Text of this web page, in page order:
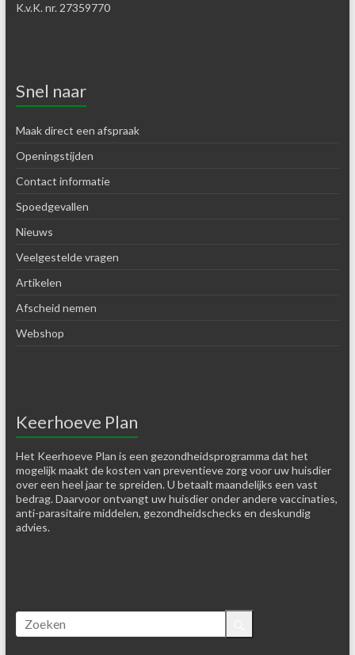
K.v.K. nr. 27359770
Snel naar
Maak direct een afspraak
Openingstijden
Contact informatie
Spoedgevallen
Nieuws
Veelgestelde vragen
Artikelen
Afscheid nemen
Webshop
Keerhoeve Plan
Het Keerhoeve Plan is een gezondheidsprogramma dat het
mogelijk maakt de kosten van preventieve zorg voor uw huisdier
over een heel jaar te spreiden. U betaalt maandelijks een vast
bedrag. Daarvoor ontvangt uw huisdier onder andere vaccinaties,
anti-parasitaire middelen, gezondheidschecks en deskundig
advies.